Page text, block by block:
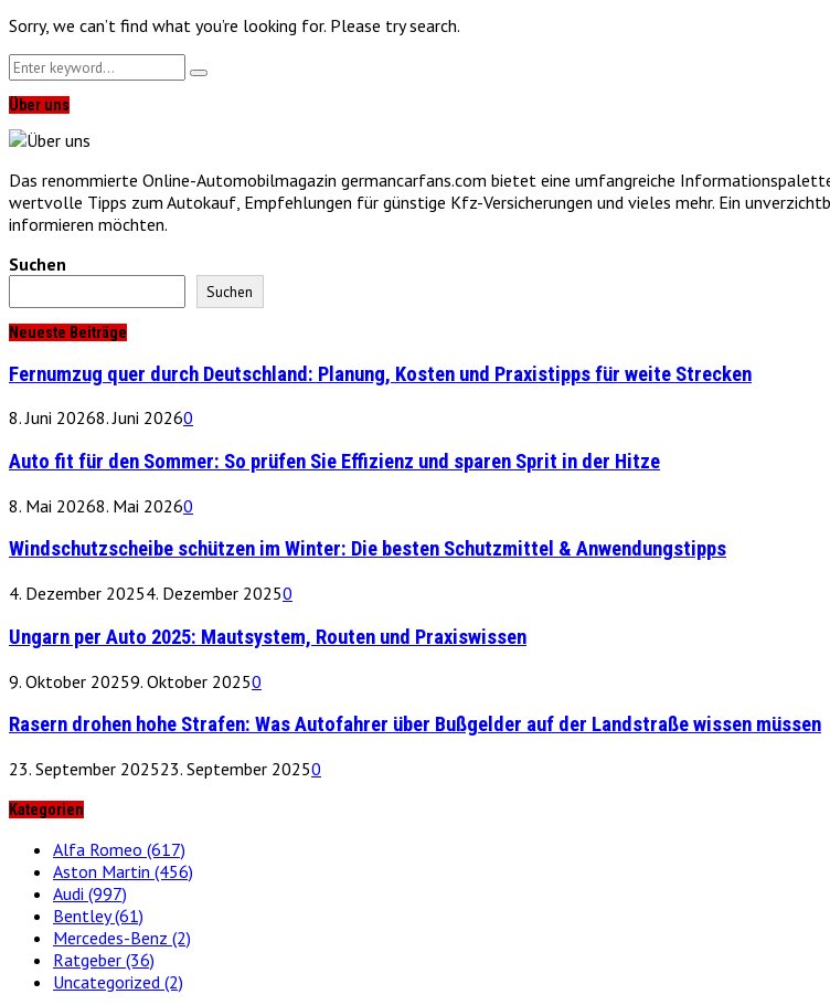
Sorry, we can’t find what you’re looking for. Please try search.
Search
for:
Search
Über uns
Das renommierte Online-Automobilmagazin germancarfans.com bietet eine umfangreiche
wertvolle Tipps zum Autokauf, Empfehlungen für günstige Kfz-Versicherungen und vieles mehr. Ein
informieren möchten.
Suchen
Suchen
Neueste Beiträge
Fernumzug quer durch Deutschland: Planung, Kosten und Praxistipps für weite Strecken
8. Juni 20268. Juni 20260
Auto fit für den Sommer: So prüfen Sie Effizienz und sparen Sprit in der Hitze
8. Mai 20268. Mai 20260
Windschutzscheibe schützen im Winter: Die besten Schutzmittel & Anwendungstipps
4. Dezember 20254. Dezember 20250
Ungarn per Auto 2025: Mautsystem, Routen und Praxiswissen
9. Oktober 20259. Oktober 20250
Rasern drohen hohe Strafen: Was Autofahrer über Bußgelder auf der Landstraße wissen müssen
23. September 202523. September 20250
Kategorien
Alfa Romeo (617)
Aston Martin (456)
Audi (997)
Bentley(61)
Mercedes-Benz (2)
Ratgeber (36)
Uncategorized (2)